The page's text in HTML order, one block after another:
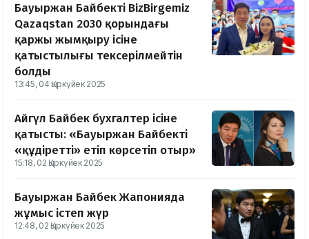
Бауыржан Байбектің BizBirgemiz
Qazaqstan 2030 қорындағы
қаржы жымқыру ісіне
қатыстылығы тексерілмейтін
болды
13:45, 04 Қыркүйек 2025
Айгүл Байбек бухгалтер ісіне
қатысты: «Бауыржан Байбекті
«құдіретті» етіп көрсетіп отыр»
15:18, 02 Қыркүйек 2025
Бауыржан Байбек Жапонияда
жұмыс істеп жүр
12:48, 02 Қыркүйек 2025